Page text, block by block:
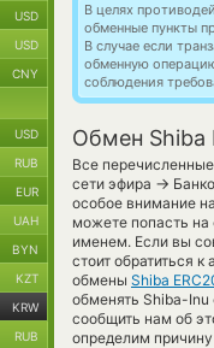
В целях
обменные пункты
В случае если
обменную
соблюдения
Обмен Shiba
Все
сети эфира →
особое внимание
можете попасть
именем. Если вы
стоит обратиться
обмены Shiba
обменять Shiba-
сообщить нам об
определим
USD
USD
CNY
USD
RUB
EUR
UAH
BYN
KZT
KRW
RUB